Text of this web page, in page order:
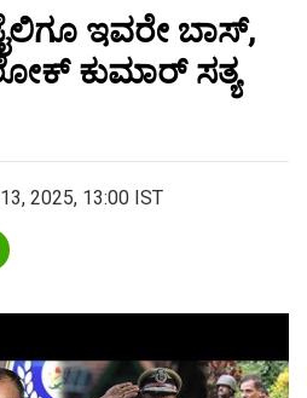
ಇವರೇ ಬಾಸ್,
ಕುಮಾರ್ ಸತ್ಯ
2025, 13:00 IST